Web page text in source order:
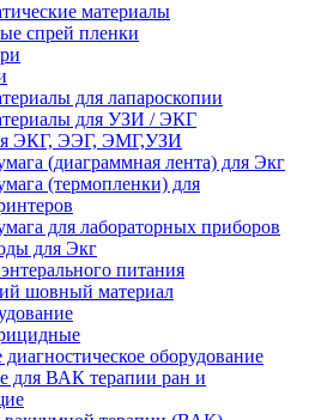
материалы
спрей пленки
для лапароскопии
для УЗИ / ЭКГ
ЭКГ, ЭЭГ, ЭМГ,УЗИ
(диаграммная лента) для Экг
(термопленки) для
для лабораторных приборов
для Экг
питания
шовный материал
оборудование
для ВАК терапии ран и